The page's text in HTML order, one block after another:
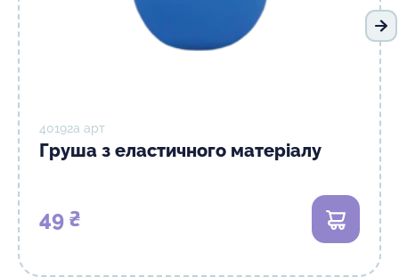
40192а арт
Груша з еластичного матеріалу
49 ₴ В кошик